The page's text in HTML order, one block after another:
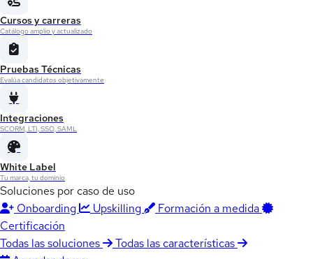
Cursos y carreras
Catálogo amplio y actualizado
Pruebas Técnicas
Evalúa candidatos objetivamente
Integraciones
SCORM, LTI, SSO, SAML
White Label
Tu marca, tu dominio
Soluciones por caso de uso
Onboarding
Upskilling
Formación a medida
Certificación
Todas las soluciones
Todas las características